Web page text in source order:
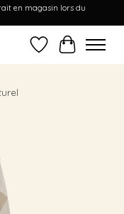
en magasin lors du
Liste dePanier
Items